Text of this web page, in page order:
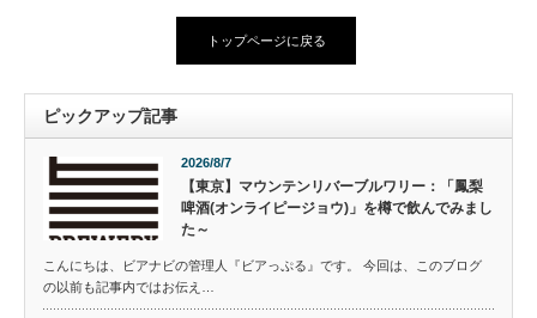
トップページに戻る
ピックアップ記事
2026/8/7
【東京】マウンテンリバーブルワリー：「鳳梨
啤酒(オンライピージョウ)」を樽で飲んでみまし
た～
こんにちは、ビアナビの管理人『ビアっぷる』です。 今回は、このブログ
の以前も記事内ではお伝え…